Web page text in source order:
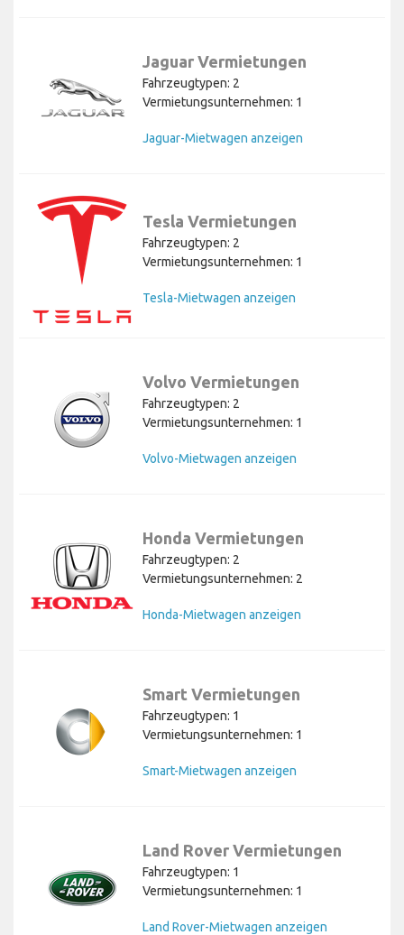
Jaguar Vermietungen
Fahrzeugtypen: 2
Vermietungsunternehmen: 1
Jaguar-Mietwagen anzeigen
Tesla Vermietungen
Fahrzeugtypen: 2
Vermietungsunternehmen: 1
Tesla-Mietwagen anzeigen
Volvo Vermietungen
Fahrzeugtypen: 2
Vermietungsunternehmen: 1
Volvo-Mietwagen anzeigen
Honda Vermietungen
Fahrzeugtypen: 2
Vermietungsunternehmen: 2
Honda-Mietwagen anzeigen
Smart Vermietungen
Fahrzeugtypen: 1
Vermietungsunternehmen: 1
Smart-Mietwagen anzeigen
Land Rover Vermietungen
Fahrzeugtypen: 1
Vermietungsunternehmen: 1
Land Rover-Mietwagen anzeigen